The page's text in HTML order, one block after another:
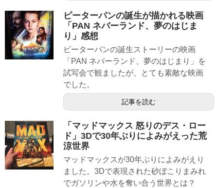
ピーターパンの誕生が描かれる映画
「PAN ネバーランド、夢のはじま
り」感想
ピーターパンの誕生ストーリーの映画
「PAN ネバーランド、夢のはじまり」を
試写会で観ましたが、とても素敵な映画
でした。
記事を読む
「マッドマックス 怒りのデス・ロー
ド」3Dで30年ぶりによみがえった荒
涼世界
マッドマックスが30年ぶりによみがえり
ました。3Dで表現された砂ぼこりまみれ
でガソリンや水を奪い合う世界とは？